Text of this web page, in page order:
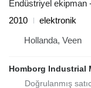
Endüstriyel ekipman
2010
elektronik
Hollanda, Veen
Homborg Industrial